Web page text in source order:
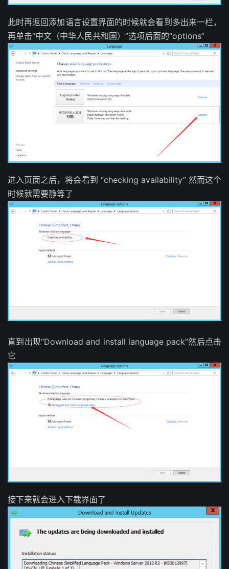
此时再返回添加语言设置界面的时候就会看到多出来一栏，
再单击“中文（中华人民共和国）”选项后面的“options”
进入页面之后，将会看到 “checking availability” 然而这个
时候就需要静等了
直到出现“Download and install language pack”然后点击
它
接下来就会进入下载界面了